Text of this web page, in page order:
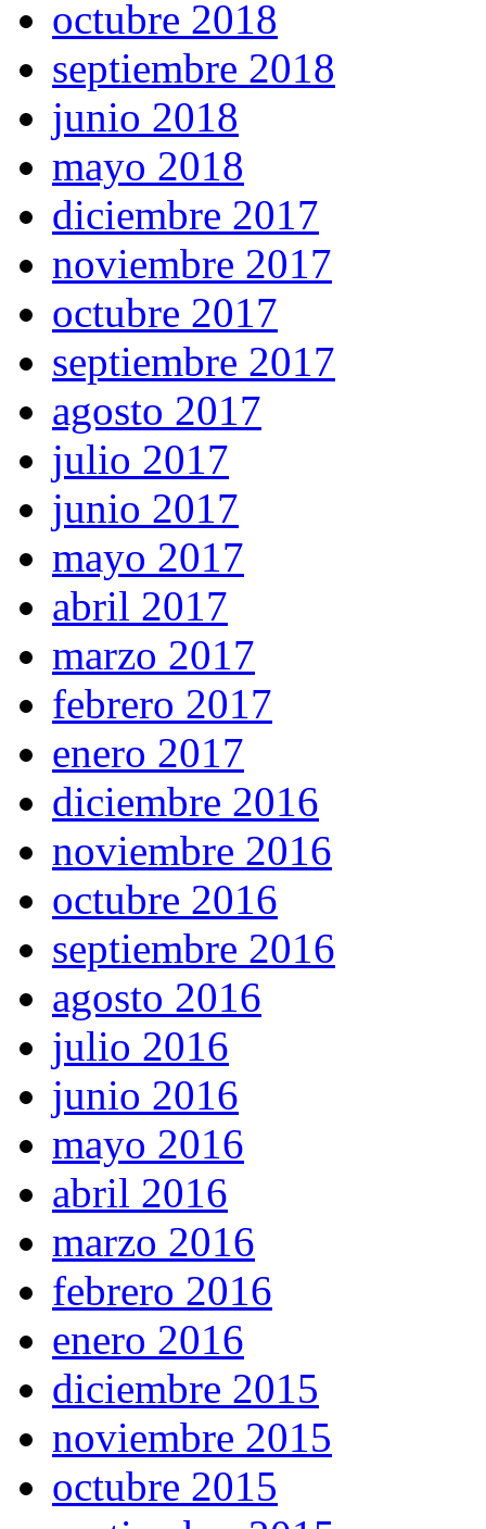
octubre 2018
septiembre 2018
junio 2018
mayo 2018
diciembre 2017
noviembre 2017
octubre 2017
septiembre 2017
agosto 2017
julio 2017
junio 2017
mayo 2017
abril 2017
marzo 2017
febrero 2017
enero 2017
diciembre 2016
noviembre 2016
octubre 2016
septiembre 2016
agosto 2016
julio 2016
junio 2016
mayo 2016
abril 2016
marzo 2016
febrero 2016
enero 2016
diciembre 2015
noviembre 2015
octubre 2015